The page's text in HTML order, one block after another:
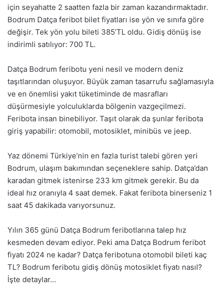
için seyahatte 2 saatten fazla bir zaman kazandırmaktadır.
Bodrum Datça feribot bilet fiyatları ise yön ve sınıfa göre
değişir. Tek yön yolu bileti 385’TL oldu. Gidiş dönüş ise
indirimli satılıyor: 700 TL.
Datça Bodrum feribotu yeni nesil ve modern deniz
taşıtlarından oluşuyor. Büyük zaman tasarrufu sağlamasıyla
ve en önemlisi yakıt tüketiminde de masrafları
düşürmesiyle yolculuklarda bölgenin vazgeçilmezi.
Feribota insan binebiliyor. Taşıt olarak da şunlar feribota
giriş yapabilir: otomobil, motosiklet, minibüs ve jeep.
Yaz dönemi Türkiye’nin en fazla turist talebi gören yeri
Bodrum, ulaşım bakımından seçeneklere sahip. Datça’dan
karadan gitmek istenirse 233 km gitmek gerekir. Bu da
ideal hız oranıyla 4 saat demek. Fakat feribota binerseniz 1
saat 45 dakikada varıyorsunuz.
Yılın 365 günü Datça Bodrum feribotlarına talep hız
kesmeden devam ediyor. Peki ama Datça Bodrum feribot
fiyatı 2024 ne kadar? Datça feribotuna otomobil bileti kaç
TL? Bodrum feribotu gidiş dönüş motosiklet fiyatı nasıl?
İşte detaylar…